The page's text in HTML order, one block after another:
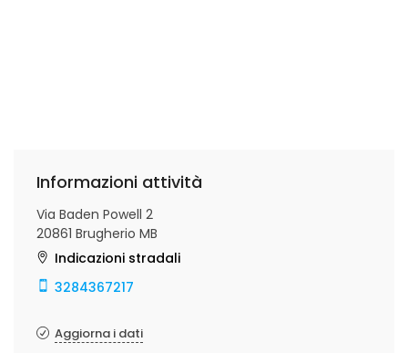
Informazioni attività
Via Baden Powell 2
20861 Brugherio MB
Indicazioni stradali
3284367217
Aggiorna i dati